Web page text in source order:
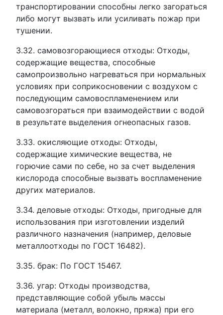
транспортировании способны легко загораться
либо могут вызвать или усиливать пожар при
тушении.
3.32. самовозгорающиеся отходы: Отходы,
содержащие вещества, способные
самопроизвольно нагреваться при нормальных
условиях при соприкосновении с воздухом с
последующим самовоспламенением или
самовозгораться при взаимодействии с водой
в результате выделения огнеопасных газов.
3.33. окисляющие отходы: Отходы,
содержащие химические вещества, не
горючие сами по себе, но за счет выделения
кислорода способные вызвать воспламенение
других материалов.
3.34. деловые отходы: Отходы, пригодные для
использования при изготовлении изделий
различного назначения (например, деловые
металлоотходы по ГОСТ 16482).
3.35. брак: По ГОСТ 15467.
3.36. угар: Отходы производства,
представляющие собой убыль массы
материала (металл, волокно, пряжа) при его